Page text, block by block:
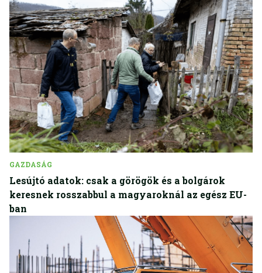
GAZDASÁG
Lesújtó adatok: csak a görögök és a bolgárok
keresnek rosszabbul a magyaroknál az egész EU-
ban